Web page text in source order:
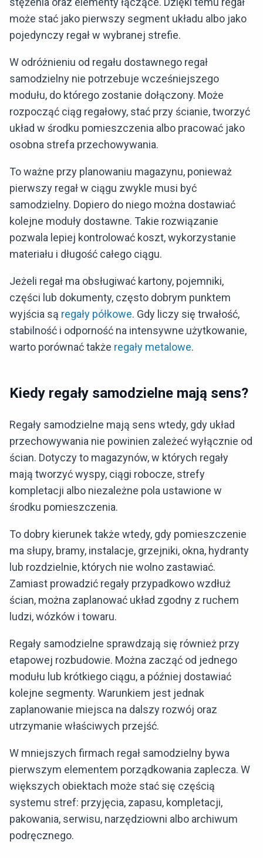
może stać jako pierwszy segment układu albo jako
pojedynczy regał w wybranej strefie.
W odróżnieniu od regału dostawnego regał
samodzielny nie potrzebuje wcześniejszego
modułu, do którego zostanie dołączony. Może
rozpocząć ciąg regałowy, stać przy ścianie, tworzyć
układ w środku pomieszczenia albo pracować jako
osobna strefa przechowywania.
To ważne przy planowaniu magazynu, ponieważ
pierwszy regał w ciągu zwykle musi być
samodzielny. Dopiero do niego można dostawiać
kolejne moduły dostawne. Takie rozwiązanie
pozwala lepiej kontrolować koszt, wykorzystanie
materiału i długość całego ciągu.
Jeżeli regał ma obsługiwać kartony, pojemniki,
części lub dokumenty, często dobrym punktem
wyjścia są regały półkowe. Gdy liczy się trwałość,
stabilność i odporność na intensywne użytkowanie,
warto porównać także regały metalowe.
Kiedy regały samodzielne mają sens?
Regały samodzielne mają sens wtedy, gdy układ
przechowywania nie powinien zależeć wyłącznie od
ścian. Dotyczy to magazynów, w których regały
mają tworzyć wyspy, ciągi robocze, strefy
kompletacji albo niezależne pola ustawione w
środku pomieszczenia.
To dobry kierunek także wtedy, gdy pomieszczenie
ma słupy, bramy, instalacje, grzejniki, okna, hydranty
lub rozdzielnie, których nie wolno zastawiać.
Zamiast prowadzić regały przypadkowo wzdłuż
ścian, można zaplanować układ zgodny z ruchem
ludzi, wózków i towaru.
Regały samodzielne sprawdzają się również przy
etapowej rozbudowie. Można zacząć od jednego
modułu lub krótkiego ciągu, a później dostawiać
kolejne segmenty. Warunkiem jest jednak
zaplanowanie miejsca na dalszy rozwój oraz
utrzymanie właściwych przejść.
W mniejszych firmach regał samodzielny bywa
pierwszym elementem porządkowania zaplecza. W
większych obiektach może stać się częścią
systemu stref: przyjęcia, zapasu, kompletacji,
pakowania, serwisu, narzędziowni albo archiwum
podręcznego.